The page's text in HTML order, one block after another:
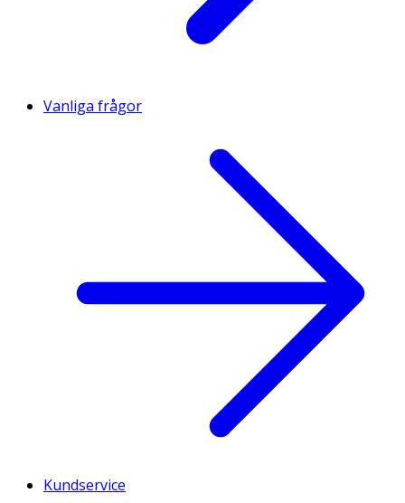
Vanliga frågor
Kundservice